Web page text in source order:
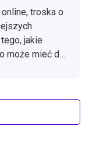
troska o
jakie
może mieć do